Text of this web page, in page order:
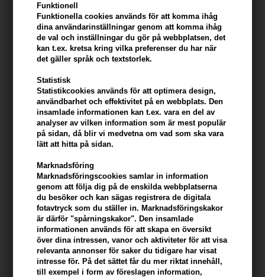
Funktionell
Funktionella cookies används för att komma ihåg
dina användarinställningar genom att komma ihåg
de val och inställningar du gör på webbplatsen, det
kan t.ex. kretsa kring vilka preferenser du har när
det gäller språk och textstorlek.
Statistisk
Statistikcookies används för att optimera design,
användbarhet och effektivitet på en webbplats. Den
insamlade informationen kan t.ex. vara en del av
analyser av vilken information som är mest populär
på sidan, då blir vi medvetna om vad som ska vara
lätt att hitta på sidan.
Marknadsföring
Marknadsföringscookies samlar in information
genom att följa dig på de enskilda webbplatserna
du besöker och kan sägas registrera de digitala
fotavtryck som du ställer in. Marknadsföringskakor
är därför "spårningskakor". Den insamlade
informationen används för att skapa en översikt
över dina intressen, vanor och aktiviteter för att visa
relevanta annonser för saker du tidigare har visat
intresse för. På det sättet får du mer riktat innehåll,
till exempel i form av föreslagen information,
män med fet hår och hårbotten.
Fördel:
- tar bort överflödig olja från hår och hårbotten
- Vitamin B5 ger håret fukt
- Förpackningen är tillverkad med minst 80% återvunnen plast
- Citrus Mint doft
- Vegan
- Utan silikon
Hur man använder American Crew Daily Cleansing
Shampoo
- Applicera på vått hår
- Massera lite i håret och hårbotten
- Skölj håret noggrant
Innehåll: 250 ml
American Crew